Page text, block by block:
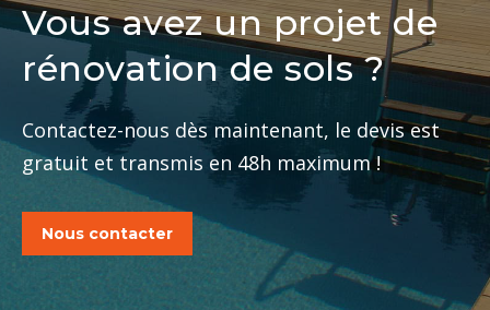
Vous avez un projet de
rénovation de sols ?
Contactez-nous dès maintenant, le devis est
gratuit et transmis en 48h maximum !
Nous contacter